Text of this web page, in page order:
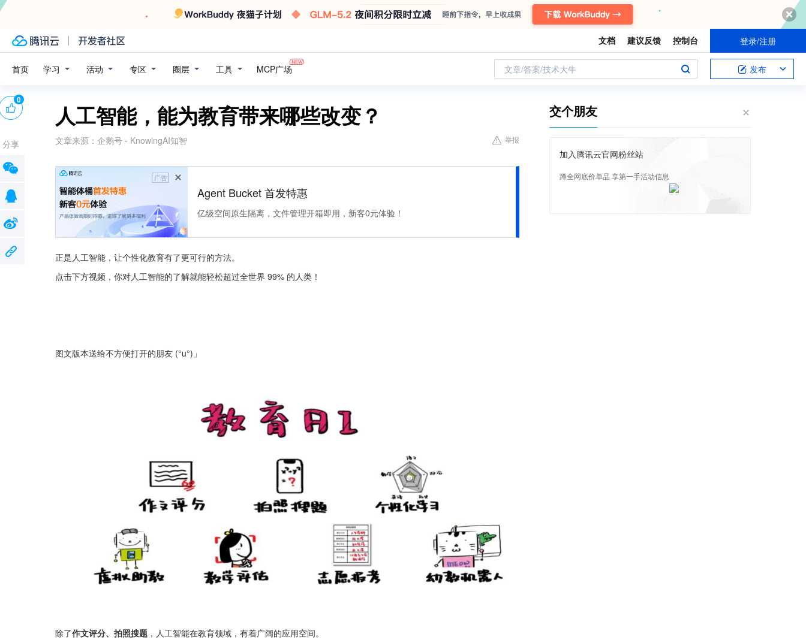
文档 建议反馈 控制台 登录/注册
首页 学习 活动 专区 圈层 工具 MCP广场 文章/答案/技术大牛 发布
人工智能，能为教育带来哪些改变？
文章来源： 企鹅号 - KnowingAI知智 举报
广告
Agent Bucket 首发特惠
亿级空间原生隔离，文件管理开箱即用，新客0元体验！
正是人工智能，让个性化教育有了更可行的方法。
点击下方视频，你对人工智能的了解就能轻松超过全世界 99% 的人类！
图文版本送给不方便打开的朋友 (°u°)」
除了作文评分、拍照搜题 ，人工智能在教育领域，有着广阔的应用空间。
0
分享
交个朋友
加入腾讯云官网粉丝站
蹲全网底价单品 享第一手活动信息